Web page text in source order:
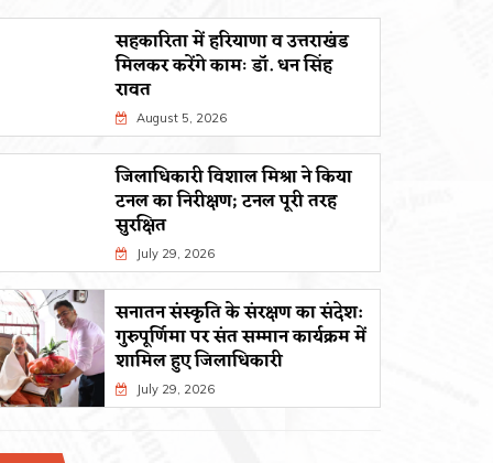
सहकारिता में हरियाणा व उत्तराखंड
मिलकर करेंगे कामः डाॅ. धन सिंह
रावत
August 5, 2026
जिलाधिकारी विशाल मिश्रा ने किया
टनल का निरीक्षण; टनल पूरी तरह
सुरक्षित
July 29, 2026
सनातन संस्कृति के संरक्षण का संदेश:
गुरुपूर्णिमा पर संत सम्मान कार्यक्रम में
शामिल हुए जिलाधिकारी
July 29, 2026